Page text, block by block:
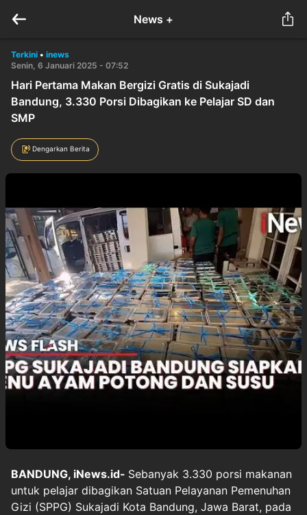
News +
Terkini • inews
Senin, 6 Januari 2025 - 07:52
Hari Pertama Makan Bergizi Gratis di Sukajadi
Bandung, 3.330 Porsi Dibagikan ke Pelajar SD dan
SMP
Dengarkan Berita
BANDUNG, iNews.id- Sebanyak 3.330 porsi makanan
untuk pelajar dibagikan Satuan Pelayanan Pemenuhan
Gizi (SPPG) Sukajadi Kota Bandung, Jawa Barat, pada